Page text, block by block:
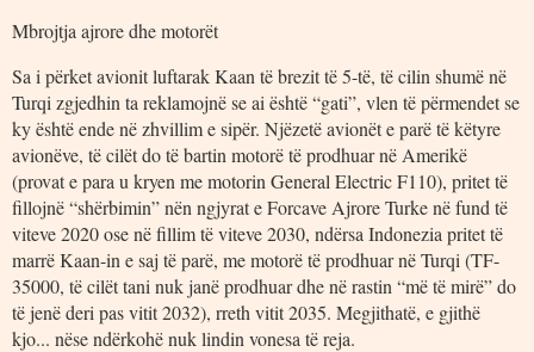
Mbrojtja ajrore dhe motorët
Sa i përket avionit luftarak Kaan të brezit të 5-të, të cilin shumë në
Turqi zgjedhin ta reklamojnë se ai është “gati”, vlen të përmendet se
ky është ende në zhvillim e sipër. Njëzetë avionët e parë të këtyre
avionëve, të cilët do të bartin motorë të prodhuar në Amerikë
(provat e para u kryen me motorin General Electric F110), pritet të
fillojnë “shërbimin” nën ngjyrat e Forcave Ajrore Turke në fund të
viteve 2020 ose në fillim të viteve 2030, ndërsa Indonezia pritet të
marrë Kaan-in e saj të parë, me motorë të prodhuar në Turqi (TF-
35000, të cilët tani nuk janë prodhuar dhe në rastin “më të mirë” do
të jenë deri pas vitit 2032), rreth vitit 2035. Megjithatë, e gjithë
kjo... nëse ndërkohë nuk lindin vonesa të reja.